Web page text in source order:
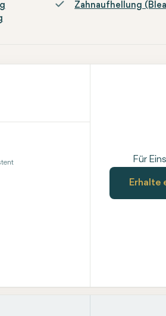
Zahnaufhellung
Für
Erhalte